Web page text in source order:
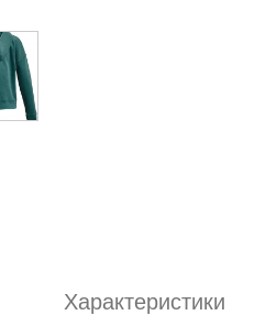
Характеристики